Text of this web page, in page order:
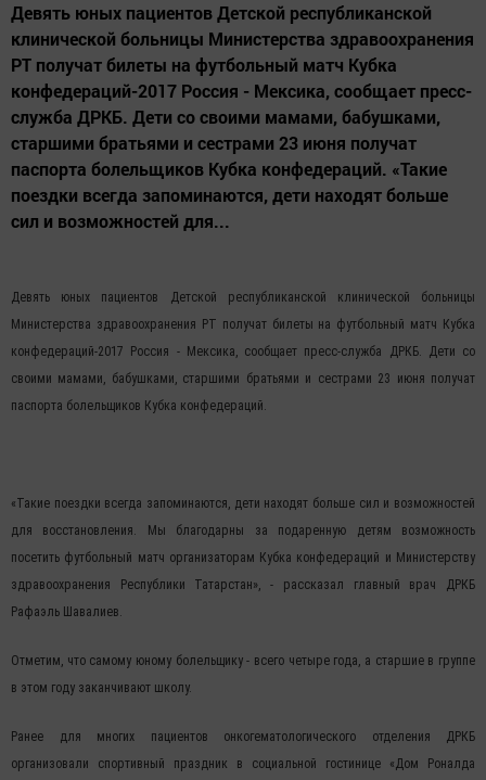
Девять юных пациентов Детской республиканской
клинической больницы Министерства здравоохранения
РТ получат билеты на футбольный матч Кубка
конфедераций-2017 Россия - Мексика, сообщает пресс-
служба ДРКБ. Дети со своими мамами, бабушками,
старшими братьями и сестрами 23 июня получат
паспорта болельщиков Кубка конфедераций. «Такие
поездки всегда запоминаются, дети находят больше
сил и возможностей для...
Девять юных пациентов Детской республиканской клинической больницы
Министерства здравоохранения РТ получат билеты на футбольный матч Кубка
конфедераций-2017 Россия - Мексика, сообщает пресс-служба ДРКБ. Дети со
своими мамами, бабушками, старшими братьями и сестрами 23 июня получат
паспорта болельщиков Кубка конфедераций.
«Такие поездки всегда запоминаются, дети находят больше сил и возможностей
для восстановления. Мы благодарны за подаренную детям возможность
посетить футбольный матч организаторам Кубка конфедераций и Министерству
здравоохранения Республики Татарстан», - рассказал главный врач ДРКБ
Рафаэль Шавалиев.
Отметим, что самому юному болельщику - всего четыре года, а старшие в группе
в этом году заканчивают школу.
Ранее для многих пациентов онкогематологического отделения ДРКБ
организовали спортивный праздник в социальной гостинице «Дом Роналда